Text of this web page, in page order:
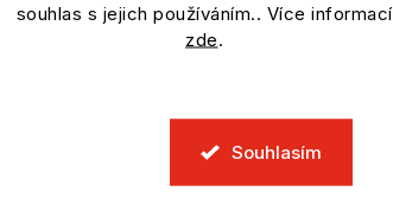
souhlas s jejich používáním.. Více informací
zde.
Souhlasím